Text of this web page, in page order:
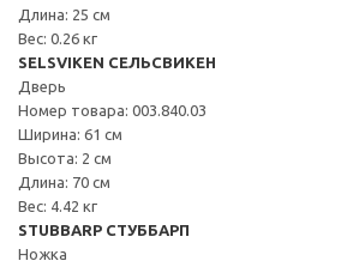
Длина: 25 см
Вес: 0.26 кг
SELSVIKEN СЕЛЬСВИКЕН
Дверь
Номер товара: 003.840.03
Ширина: 61 см
Высота: 2 см
Длина: 70 см
Вес: 4.42 кг
STUBBARP СТУББАРП
Ножка